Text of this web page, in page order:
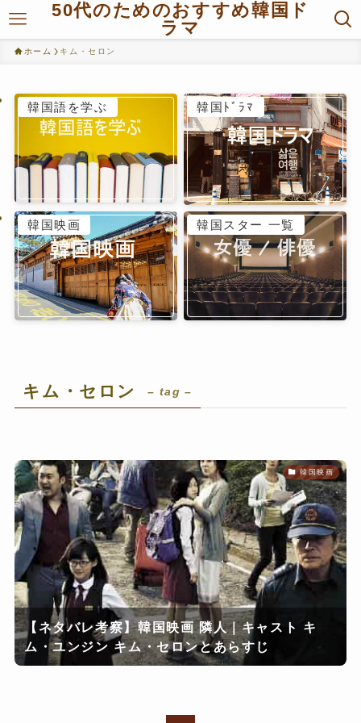
50代のためのおすすめ韓国ド
ラマ
ホーム キム・セロン
韓国語を学ぶ 韓国ﾄﾞﾗﾏ
韓国映画 韓国スター 一覧
キム・セロン – tag –
韓国映画
【ネタバレ考察】韓国映画 隣人｜キャスト キ
ム・ユンジン キム・セロンとあらすじ